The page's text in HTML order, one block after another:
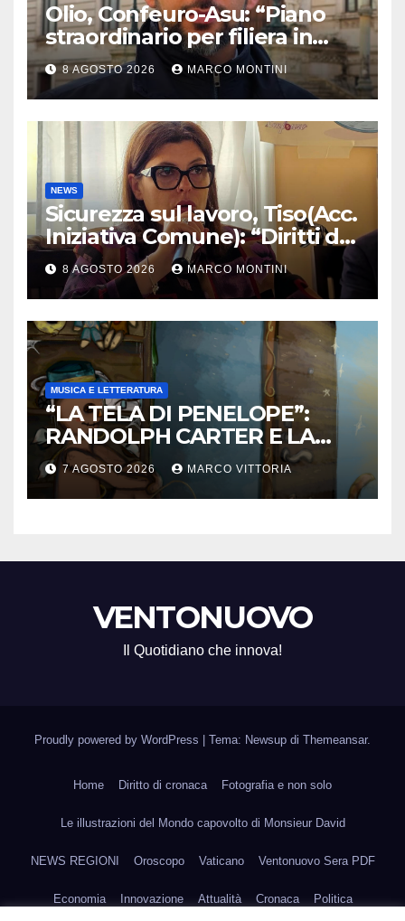
Olio, Confeuro-Asu: “Piano
straordinario per filiera in
Calabria: azioni da Regione e
Governo”
8 AGOSTO 2026 MARCO MONTINI
NEWS
Sicurezza sul lavoro, Tiso(Acc.
Iniziativa Comune): “Diritti da
tutelare ogni giorno”
8 AGOSTO 2026 MARCO MONTINI
MUSICA E LETTERATURA
“LA TELA DI PENELOPE”:
RANDOLPH CARTER E LA
ROTTURA CHE DIVENTA
LIBERTÀ
7 AGOSTO 2026 MARCO VITTORIA
VENTONUOVO
Il Quotidiano che innova!
Proudly powered by WordPress Tema: Newsup di Themeansar.
Home Diritto di cronaca Fotografia e non solo
Le illustrazioni del Mondo capovolto di Monsieur David
NEWS REGIONI Oroscopo Vaticano Ventonuovo Sera PDF
Economia Innovazione Attualità Cronaca Politica